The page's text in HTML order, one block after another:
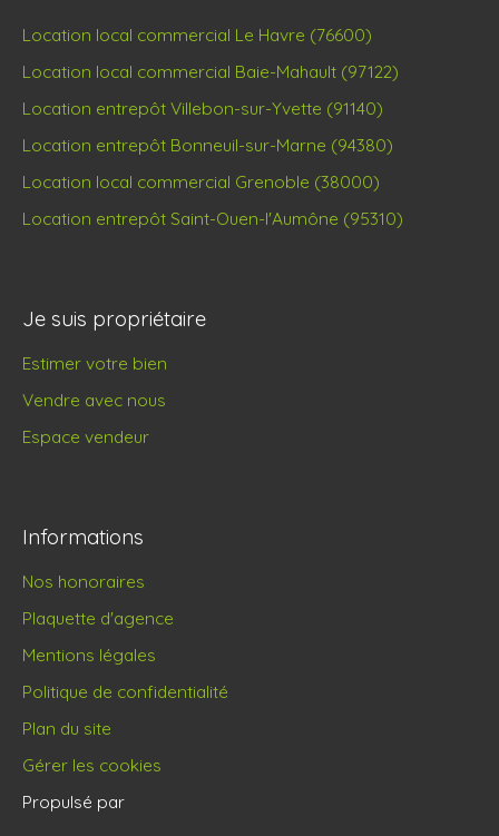
Location local commercial Le Havre (76600)
Location local commercial Baie-Mahault (97122)
Location entrepôt Villebon-sur-Yvette (91140)
Location entrepôt Bonneuil-sur-Marne (94380)
Location local commercial Grenoble (38000)
Location entrepôt Saint-Ouen-l'Aumône (95310)
Je suis propriétaire
Estimer votre bien
Vendre avec nous
Espace vendeur
Informations
Nos honoraires
Plaquette d'agence
Mentions légales
Politique de confidentialité
Plan du site
Gérer les cookies
Propulsé par